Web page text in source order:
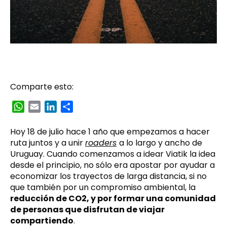
Comparte esto:
WhatsApp
Email LinkedIn
Hoy 18 de julio hace 1 año que empezamos a hacer
ruta juntos y a unirroaders a lo largo y ancho de
Uruguay. Cuando comenzamos a idear Viatik la idea
desde el principio, no sólo era apostar por ayudar a
economizar los trayectos de larga distancia, si no
que también por un compromiso ambiental, la
reducción de CO2, y por formar una comunidad
de personas que disfrutan de viajar
compartiendo.